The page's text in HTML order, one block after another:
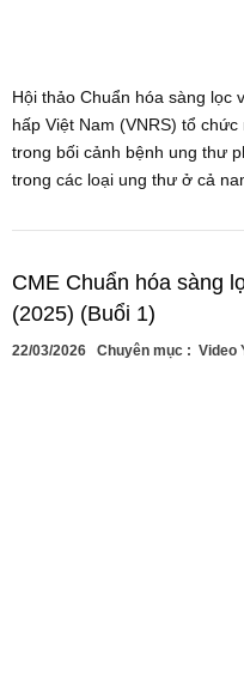
Hội thảo Chuẩn hóa sàng lọc
hấp Việt Nam (VNRS) tổ
trong bối cảnh bệnh ung thư
trong các loại ung thư ở cả
CME Chuẩn hóa sàng
(2025) (Buổi 1)
22/03/2026 Chuyên mục : Video